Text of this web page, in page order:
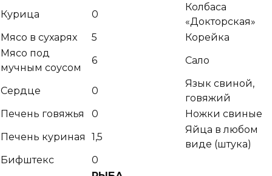
Курица
0
Колбаса
«Докторская»
Мясо в сухарях
5
Корейка
Мясо под
мучным соусом
6 Сало
Сердце 0
Язык свиной,
говяжий
Печень говяжья
0
Ножки свиные
Печень куриная
1,5
Яйца в любом
виде (штука)
Бифштекс
0